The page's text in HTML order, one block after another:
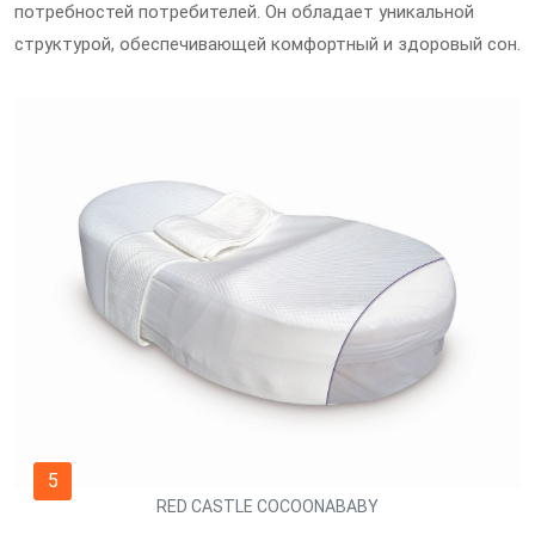
потребностей потребителей. Он обладает уникальной
структурой, обеспечивающей комфортный и здоровый сон.
5
RED CASTLE COCOONABABY